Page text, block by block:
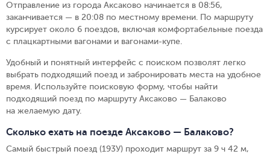
Отправление из города Аксаково начинается в 08:56,
заканчивается — в 20:08 по местному времени. По маршруту
курсирует около 6 поездов, включая комфортабельные поезда
с плацкартными вагонами и вагонами-купе.
Удобный и понятный интерфейс с поиском позволят легко
выбрать подходящий поезд и забронировать места на удобное
время. Используйте поисковую форму, чтобы найти
подходящий поезд по маршруту Аксаково — Балаково
на желаемую дату.
Сколько ехать на поезде Аксаково — Балаково?
Самый быстрый поезд (193У) проходит маршрут за 9 ч 42 м,